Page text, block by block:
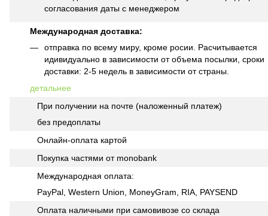
согласования даты с менеджером
Международная доставка:
отправка по всему миру, кроме росии. Расчитывается
идивидуально в зависимости от объема посылки, сроки
доставки: 2-5 недель в зависимости от страны.
детальнее
При получении на почте (наложенный платеж)
без предоплаты
Онлайн-оплата картой
Покупка частями от monobank
Международная оплата:
PayPal, Western Union, MoneyGram, RIA, PAYSEND
Оплата наличными при самовивозе со склада